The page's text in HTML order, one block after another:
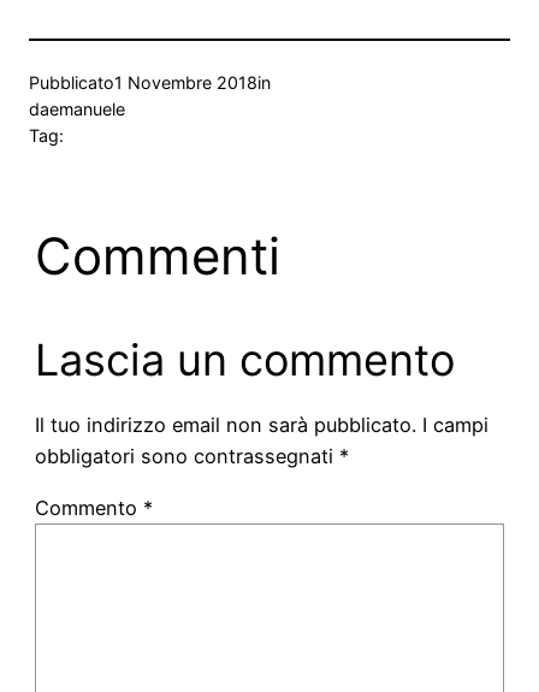
Pubblicato1 Novembre 2018in
daemanuele
Tag:
Commenti
Lascia un commento
Il tuo indirizzo email non sarà pubblicato. I campi
obbligatori sono contrassegnati *
Commento *